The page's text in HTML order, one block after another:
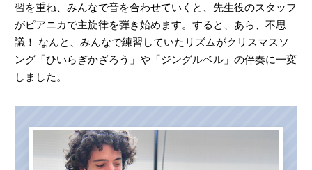
習を重ね、みんなで音を合わせていくと、先生役のスタッフ
がピアニカで主旋律を弾き始めます。すると、あら、不思
議！ なんと、みんなで練習していたリズムがクリスマスソ
ング「ひいらぎかざろう」や「ジングルベル」の伴奏に一変
しました。